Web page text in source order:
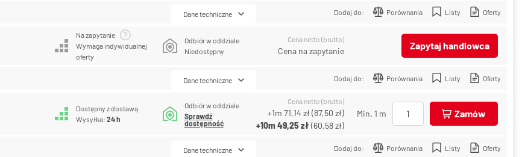
Dodaj do: Porównania Listy Oferty
Dane techniczne
Na zapytanie
Wymaga indywidualnej
oferty
Odbiór w oddziale
Niedostępny
Cena netto (brutto)
Cena na zapytanie Zapytaj handlowca
Dodaj do: Porównania Listy Oferty
Dane techniczne
Dostępny z dostawą
Wysyłka:24 h
Odbiór w oddziale
Sprawdź
dostępność
Cena netto (brutto)
+1m 71,14 zł(87,50 zł)
+10m49,25 zł(60,58 zł)
Min. 1 m Zamów
Dodaj do: Porównania Listy Oferty
Dane techniczne